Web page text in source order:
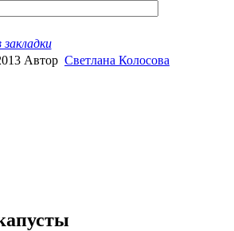
Автор Светлана Колосова